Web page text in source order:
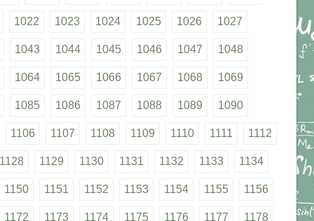
1022 1023 1024 1025 1026 1027
1043 1044 1045 1046 1047 1048
1064 1065 1066 1067 1068 1069
1085 1086 1087 1088 1089 1090
1106 1107 1108 1109 1110 1111 1112
1128 1129 1130 1131 1132 1133 1134
1150 1151 1152 1153 1154 1155 1156
1172 1173 1174 1175 1176 1177 1178